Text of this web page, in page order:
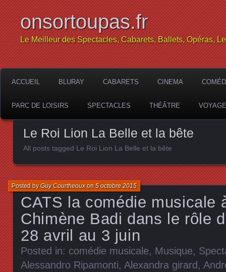
onsortoupas.fr
Le Meilleur des Spectacles, Cabarets, Ballets, Opéras,
ACCUEIL BLURAY CABARETS CINEMA
PARC DE LOISIRS SPECTACLES THÉÂTRE
Le Roi Lion La Belle et la bête
All posts tagged Le Roi Lion La Belle et la bête
CATS la comédie
Chimène Badi dans le rôle
28 avril au 3 juin
Posted byGuy Courtheouxon5 octobre 2015
Posted in: comédie musicale, Musique,
Alessandro Ripamonti, Alexandra girard,